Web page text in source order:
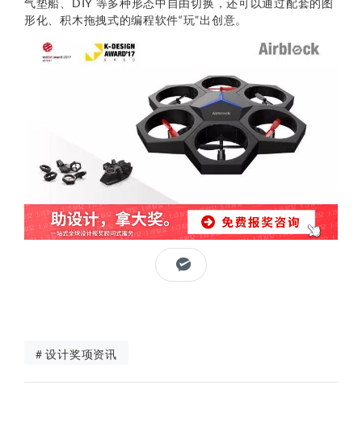
形化、积木拖拽式的编程软件“玩”出创意。
# 设计奖项资讯